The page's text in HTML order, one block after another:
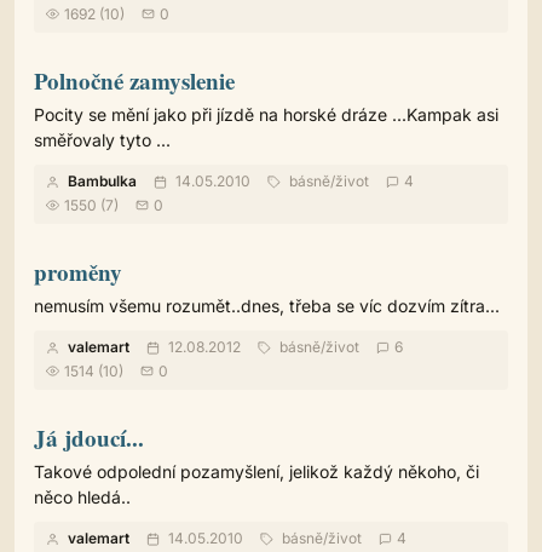
1692 (10)
0
Polnočné zamyslenie
Pocity se mění jako při jízdě na horské dráze ...Kampak asi
směřovaly tyto ...
Bambulka 14.05.2010 básně/život
4
1550 (7)
0
proměny
nemusím všemu rozumět..dnes, třeba se víc dozvím zítra...
valemart 12.08.2012 básně/život
6
1514 (10)
0
Já jdoucí...
Takové odpolední pozamyšlení, jelikož každý někoho, či
něco hledá..
valemart 14.05.2010 básně/život 4